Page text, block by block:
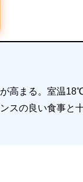
高まる。室温
スの良い食事と